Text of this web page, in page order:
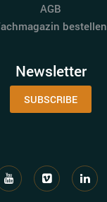
AGB
bestellen
Newsletter
SUBSCRIBE